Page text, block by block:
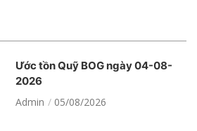
Ước tồn Quỹ BOG ngày 04-08-
2026
Admin
05/08/2026